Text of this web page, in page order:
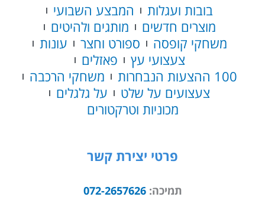
בובות ועגלות
המבצע השבועי
מוצרים חדשים
מותגים ולהיטים
משחקי קופסה
ספורט וחצר
עונות
צעצועי עץ
פאזלים
100 ההצעות הנבחרות
משחקי הרכבה
צעצועים על שלט
על גלגלים
מכוניות וטרקטורים
פרטי יצירת קשר
תמיכה:072-2657626